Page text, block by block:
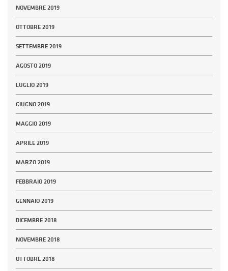
NOVEMBRE 2019
OTTOBRE 2019
SETTEMBRE 2019
AGOSTO 2019
LUGLIO 2019
GIUGNO 2019
MAGGIO 2019
APRILE 2019
MARZO 2019
FEBBRAIO 2019
GENNAIO 2019
DICEMBRE 2018
NOVEMBRE 2018
OTTOBRE 2018